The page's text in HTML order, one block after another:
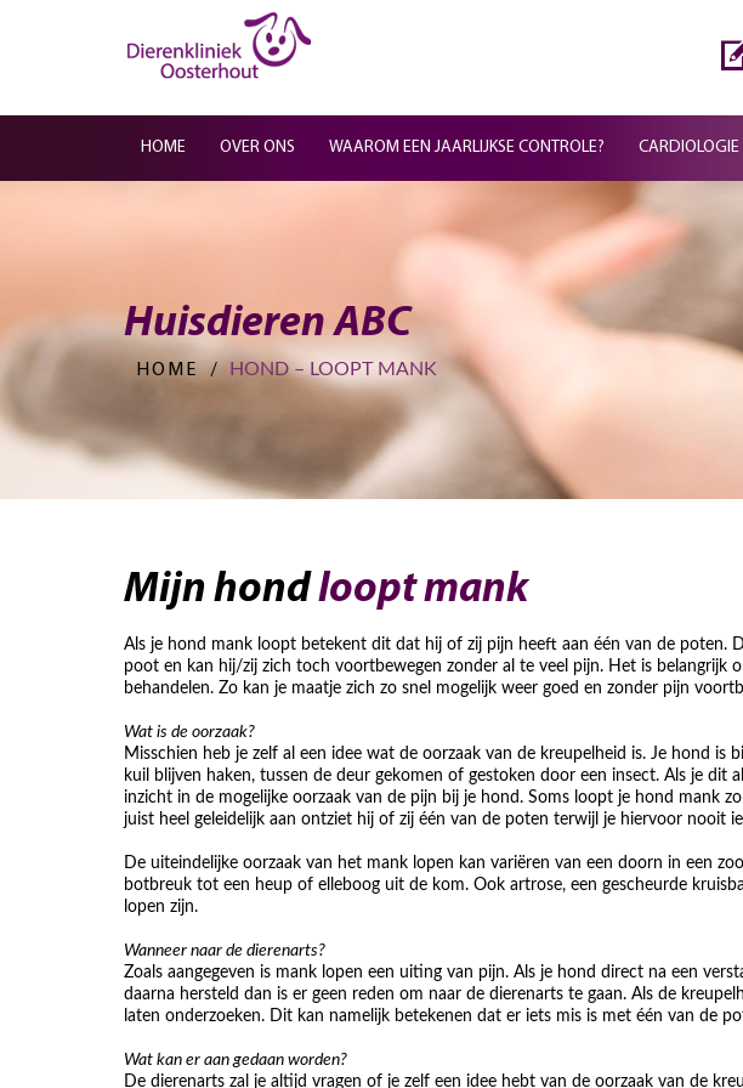
HOME OVER ONS WAAROM EEN JAARLIJKSE CONTROLE? CARDIOLOGIE
Huisdieren ABC
HOME / HOND – LOOPT MANK
Mijn hondloopt mank
Als je hond mank loopt betekent dit dat hij of zij pijn heeft aan één van de poten.
poot en kan hij/zij zich toch voortbewegen zonder al te veel pijn. Het is belangrijk
behandelen. Zo kan je maatje zich zo snel mogelijk weer goed en zonder pijn
Wat is de oorzaak?
Misschien heb je zelf al een idee wat de oorzaak van de kreupelheid is. Je hond
kuil blijven haken, tussen de deur gekomen of gestoken door een insect. Als je dit
inzicht in de mogelijke oorzaak van de pijn bij je hond. Soms loopt je hond mank
juist heel geleidelijk aan ontziet hij of zij één van de poten terwijl je hiervoor nooit
De uiteindelijke oorzaak van het mank lopen kan variëren van een doorn in een
botbreuk tot een heup of elleboog uit de kom. Ook artrose, een gescheurde
lopen zijn.
Wanneer naar de dierenarts?
Zoals aangegeven is mank lopen een uiting van pijn. Als je hond direct na een
daarna hersteld dan is er geen reden om naar de dierenarts te gaan. Als de
laten onderzoeken. Dit kan namelijk betekenen dat er iets mis is met één van de
Wat kan er aan gedaan worden?
De dierenarts zal je altijd vragen of je zelf een idee hebt van de oorzaak van de